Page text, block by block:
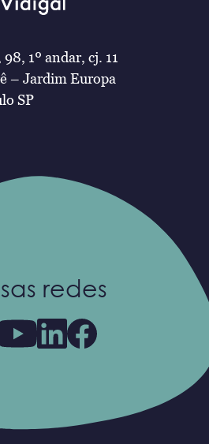
1º andar, cj. 11
– Jardim Europa
SP
redes